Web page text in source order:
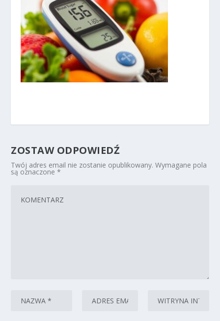
ZOSTAW ODPOWIEDŹ
Twój adres email nie zostanie opublikowany. Wymagane pola
są oznaczone*